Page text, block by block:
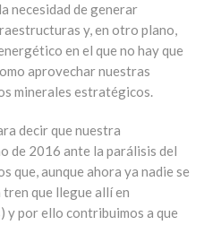
necesidad de generar
y, en otro plano,
en el que no hay que
aprovechar nuestras
minerales estratégicos.
decir que nuestra
de 2016 ante la parálisis del
que, aunque ahora ya nadie se
que llegue allí en
y por ello contribuimos a que